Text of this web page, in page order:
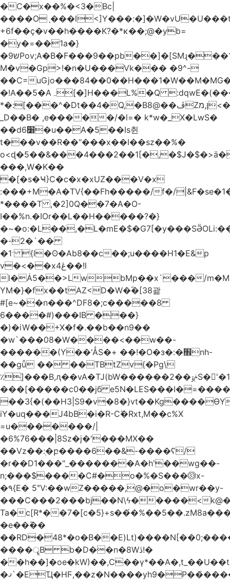
�C�x��%�<3�Bc|
+6f��ç�v��h����K?�*κ��;@�yb=
�y�=��1a�}
�ש9Pov;A�B�F���9��pb��]�[SMɻ���1v-
M�v�Gp>!�n�U���Vk��� �9^-
��C=
�!A��5�Aہ[�]H���L%�Q :dqwE�(���q��X�.bc�1d��\��#X�4��W�� Ldg
*�:[���^�Dt��4�Q,�B8@��ڦZן,מ<�oJ���ލ:�#���YLmh�Y?
_D��B� ,e�����/�l=� k*w�_X�LwS�
��d6׸�u��A�5ׅ��Is췬
t���v��R��"���x��I��sz��%�
���,W�K��
�[�s�Ҹ}C�c�x�xUZ���V�x
:���+M�A�TV{��Fh�����/f�/|&F�
*����T ,�2]0Q��7�A�O-
I��%n.�IOr��L��H�����?�}
�-2�`��
�1ˑ {l�ʘ�Ab8��c��;u����H1�E&p
v�<��xڠ4��!l
l�Ȧ5��>LwbMp��x`���/
YM�}�fx��tAZ<D�W�ؓ�[38괆
#[e~��n���^DF8�;c�����8
ַ6����#)���IB ���}
�)�iW��+X�f�.��b��n9��
�w`���08�W����<��w��-
������(Y��'ǺS�+ ��!�O�з�:�׮nh-
��gǚ �� ��TBtZv{�Pg\
٪]���B,ԯ��vA�TJ(bW������ݥۉ��2S�'�1�^c�Rs��l�0���צ�
���[�����c0��jб
iY�uq���J4bB�i�R-Cۖ�Rxt,M��c%X
=u�������/|
�6%76���|8Sz�j�'���MX��
��Vz��ٖ:�բ����6��&-����ʕ/
�r��D1���"_�������A�h'��wg��-
n;���$����C#�o�%�S���㉝x-
�٩{E� 5ʺV:��wZ�����,@�o�wr��y-
���C���2���bj��N\ϟ�����<
Ta�c[R*�
�e��߫��
����ॄB b�D��n�8Wڎ!�
��h��]�oe�kW)��,C��γ*��A�,t_��U��tב� _�C�Mh����ۥ�l5�Ğ#/
�ޤ`�EҴ�HϜ,��z�N����yh9�Р��҆����w`ۆ��]V�r